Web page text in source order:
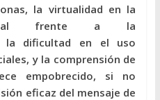
la virtualidad en la
frente a la
la dificultad en el uso
y la comprensión de
empobrecido, si no
eficaz del mensaje de